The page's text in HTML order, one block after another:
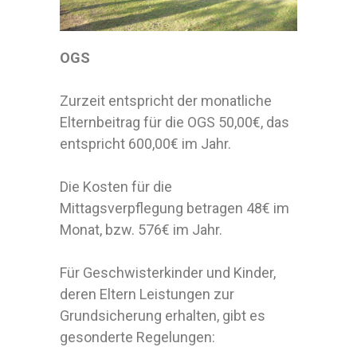
OGS
Zurzeit entspricht der monatliche
Elternbeitrag für die OGS 50,00€, das
entspricht 600,00€ im Jahr.
Die Kosten für die
Mittagsverpflegung betragen 48€ im
Monat, bzw. 576€ im Jahr.
Für Geschwisterkinder und Kinder,
deren Eltern Leistungen zur
Grundsicherung erhalten, gibt es
gesonderte Regelungen: